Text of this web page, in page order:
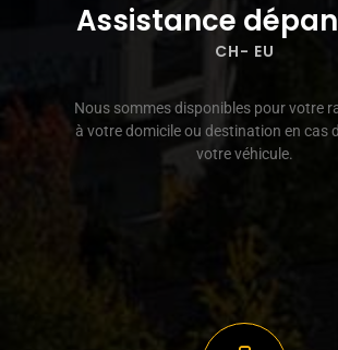
Assistance
CH- EU
Nous sommes disponibles pour votre
à votre domicile ou destination en cas
votre véhicule.